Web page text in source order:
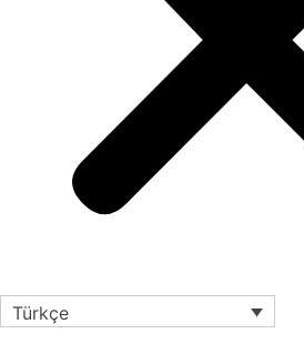
Türkçe